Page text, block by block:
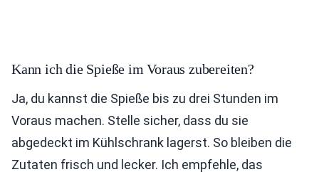
Kann ich die Spieße im Voraus zubereiten?
Ja, du kannst die Spieße bis zu drei Stunden im
Voraus machen. Stelle sicher, dass du sie
abgedeckt im Kühlschrank lagerst. So bleiben die
Zutaten frisch und lecker. Ich empfehle, das